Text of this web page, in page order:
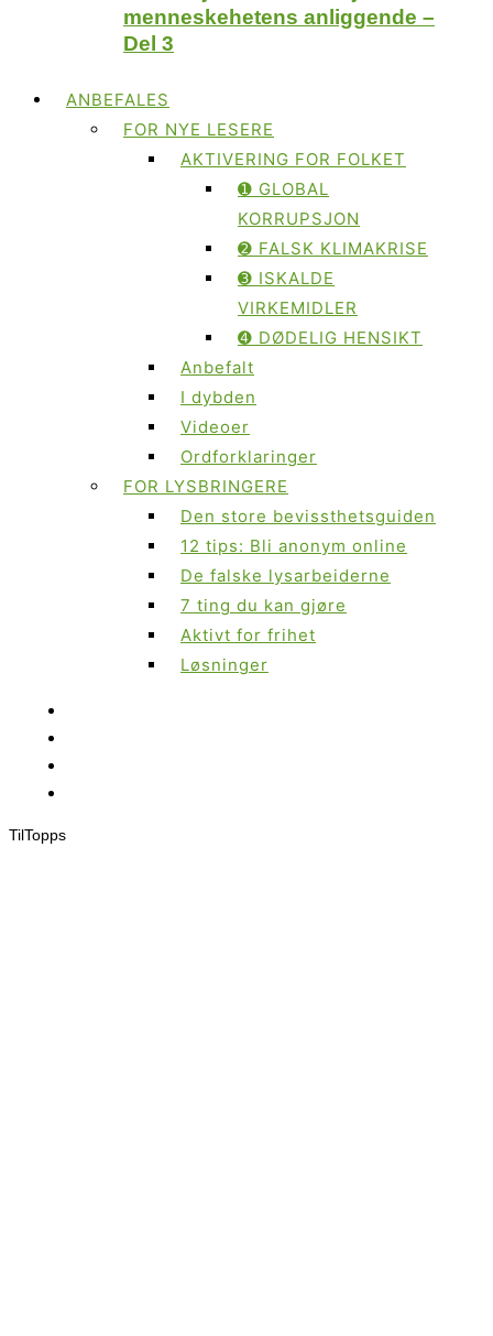
menneskehetens anliggende –
Del 3
ANBEFALES
FOR NYE LESERE
AKTIVERING FOR FOLKET
➊ GLOBAL
KORRUPSJON
➋ FALSK KLIMAKRISE
➌ ISKALDE
VIRKEMIDLER
➍ DØDELIG HENSIKT
Anbefalt
I dybden
Videoer
Ordforklaringer
FOR LYSBRINGERE
Den store bevissthetsguiden
12 tips: Bli anonym online
De falske lysarbeiderne
7 ting du kan gjøre
Aktivt for frihet
Løsninger
TilTopps